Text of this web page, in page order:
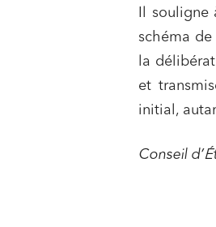
Il
schéma
la
et
initial,
Conseil